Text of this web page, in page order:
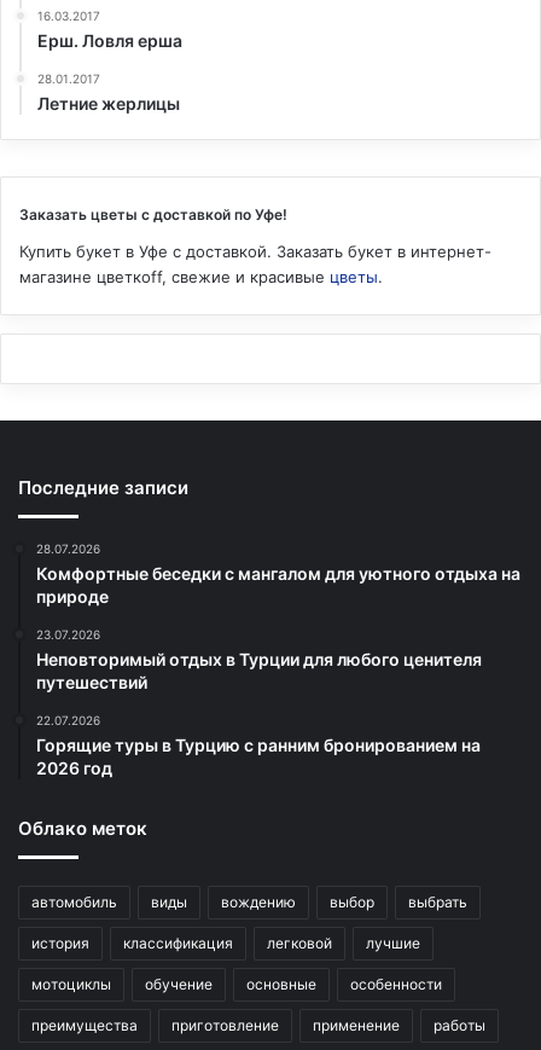
16.03.2017
Ерш. Ловля ерша
28.01.2017
Летние жерлицы
Заказать цветы с доставкой по Уфе!
Купить букет в Уфе с доставкой. Заказать букет в интернет-
магазине цветкоff, свежие и красивые цветы.
Последние записи
28.07.2026
Комфортные беседки с мангалом для уютного отдыха на
природе
23.07.2026
Неповторимый отдых в Турции для любого ценителя
путешествий
22.07.2026
Горящие туры в Турцию с ранним бронированием на
2026 год
Облако меток
автомобиль виды вождению выбор выбрать
история классификация легковой лучшие
мотоциклы обучение основные особенности
преимущества приготовление применение работы